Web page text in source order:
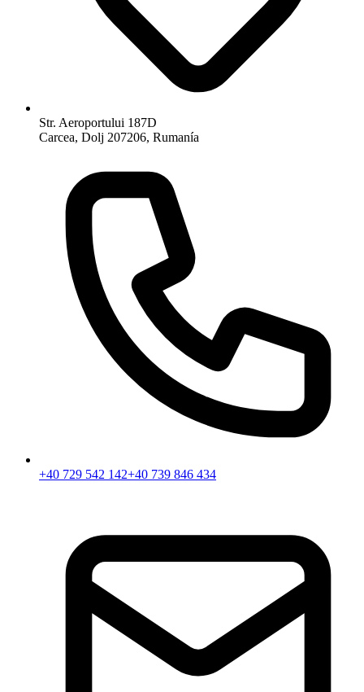
Str. Aeroportului 187D
Carcea, Dolj 207206, Rumanía
+40 729 542 142+40 739 846 434